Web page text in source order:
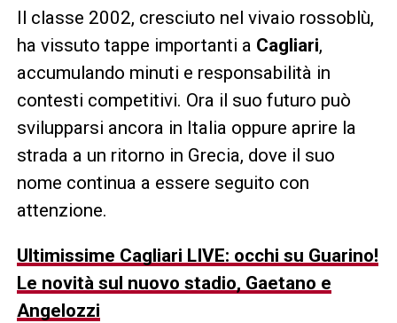
Il classe 2002, cresciuto nel vivaio rossoblù,
ha vissuto tappe importanti a Cagliari,
accumulando minuti e responsabilità in
contesti competitivi. Ora il suo futuro può
svilupparsi ancora in Italia oppure aprire la
strada a un ritorno in Grecia, dove il suo
nome continua a essere seguito con
attenzione.
Ultimissime Cagliari LIVE: occhi su Guarino!
Le novità sul nuovo stadio, Gaetano e
Angelozzi